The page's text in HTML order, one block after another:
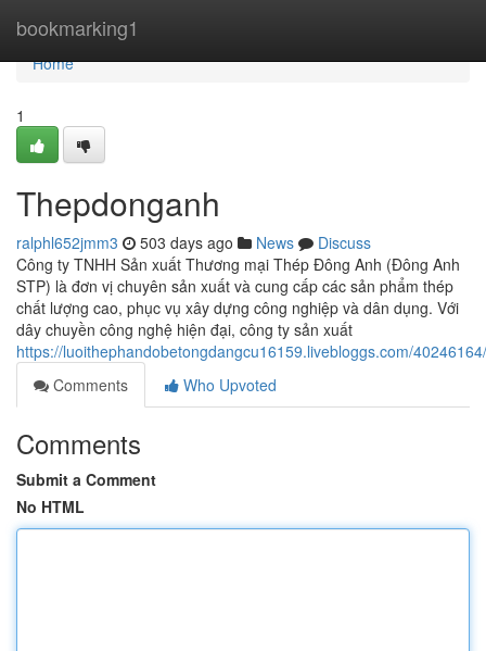
bookmarking1
Home
Home
1
Thepdonganh
ralphl652jmm3 503 days ago News
Discuss
Công ty TNHH Sản xuất Thương mại Thép Đông Anh (Đông Anh
STP) là đơn vị chuyên sản xuất và cung cấp các sản phẩm thép
chất lượng cao, phục vụ xây dựng công nghiệp và dân dụng. Với
dây chuyền công nghệ hiện đại, công ty sản xuất
https://luoithephandobetongdangcu16159.livebloggs.com/
Comments
Who Upvoted
Comments
Submit a Comment
No HTML